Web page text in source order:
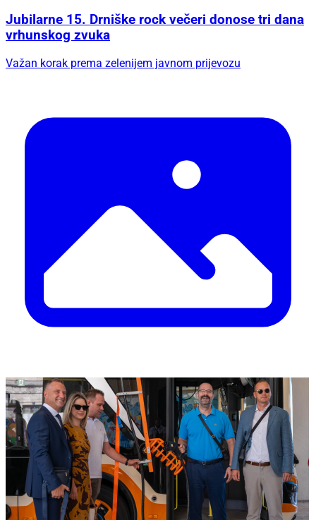
Jubilarne 15. Drniške rock večeri donose tri dana
vrhunskog zvuka
Važan korak prema zelenijem javnom prijevozu